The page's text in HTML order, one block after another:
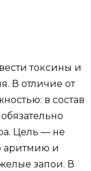
токсины и
В отличие от
в состав
Цель — не
аритмию и
запои. В